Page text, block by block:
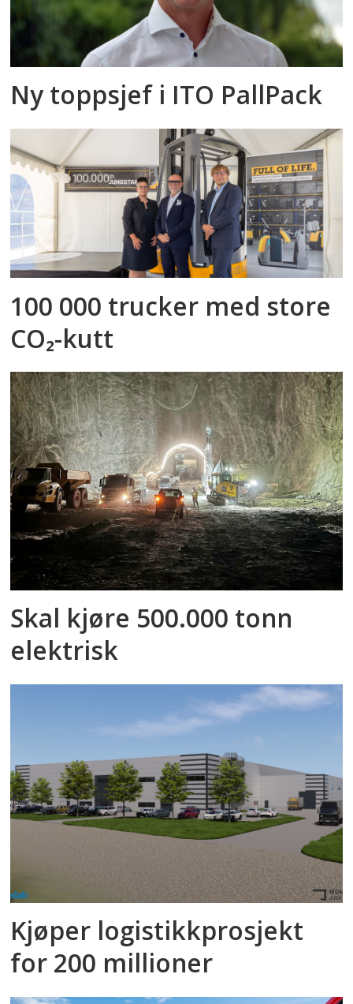
Ny toppsjef i ITO PallPack
100 000 trucker med store
CO₂-kutt
Skal kjøre 500.000 tonn
elektrisk
Kjøper logistikkprosjekt
for 200 millioner